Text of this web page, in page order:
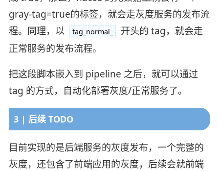
gray-tag=true的标签，就会走灰度服务的发布流
程。同理，以
tag_normal_
开头的 tag，就会走
正常服务的发布流程。
把这段脚本嵌入到 pipeline 之后，就可以通过
tag 的方式，自动化部署灰度/正常服务了。
3 | 后续 TODO
目前实现的是后端服务的灰度发布，一个完整的
灰度，还包含了前端应用的灰度，后续会就前端